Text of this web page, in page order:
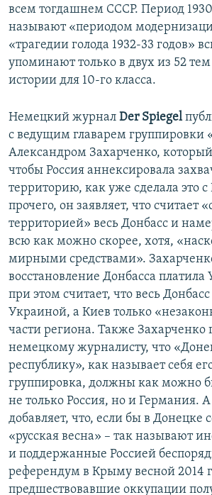
всем тогдашнем СССР. Период
называют «периодом
«трагедии голода 1932-33 годов»
упоминают только в двух из 52 тем
истории для 10-го класса.
Немецкий журнал Der Spiegel
с ведущим главарем группировки
Александром Захарченко,
чтобы Россия аннексировала
территорию, как уже сделала это
прочего, он заявляет, что считает
территорией» весь Донбасс и
всю как можно скорее, хотя,
мирными средствами».
восстановление Донбасса платила
при этом считает, что весь
Украиной, а Киев только
части региона. Также Захарченко
немецкому журналисту, что
республику», как называет себя
группировка, должны как можно
не только Россия, но и Германия.
добавляет, что, если бы в Донецке
«русская весна» – так называют
и поддержанные Россией
референдум в Крыму весной 2014
предшествовавшие оккупации